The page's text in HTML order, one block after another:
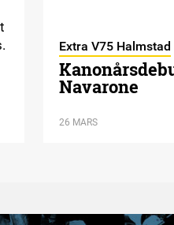
Extra V75 Halmstad
Navarone
26 MARS